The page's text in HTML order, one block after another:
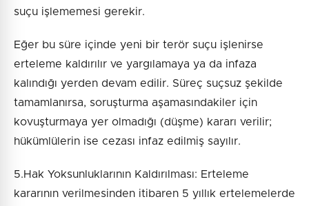
suçu işlememesi gerekir.
Eğer bu süre içinde yeni bir terör suçu işlenirse
erteleme kaldırılır ve yargılamaya ya da infaza
kalındığı yerden devam edilir. Süreç suçsuz şekilde
tamamlanırsa, soruşturma aşamasındakiler için
kovuşturmaya yer olmadığı (düşme) kararı verilir;
hükümlülerin ise cezası infaz edilmiş sayılır.
5.Hak Yoksunluklarının Kaldırılması: Erteleme
kararının verilmesinden itibaren 5 yıllık ertelemelerde